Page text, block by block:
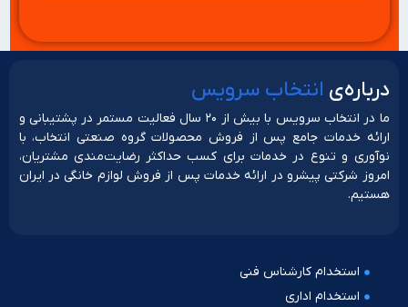
دربار‌ه‌ی انتخاب سرویس
ما در انتخاب سرویس با بیش از ۲۰ سال فعالیت مستمر در پشتیبانی و
ارائه خدمات جامع پس از فروش محصولات گروه صنعتی انتخاب، با
نوآوری و تنوع در خدمات برای کسب حداکثر رضایت‌مندی مشتریان،
امروز شرکتی پیشرو در ارائه خدمات پس از فروش لوازم خانگی در ایران
هستیم.
استخدام کارشناس فنی
استخدام اداری